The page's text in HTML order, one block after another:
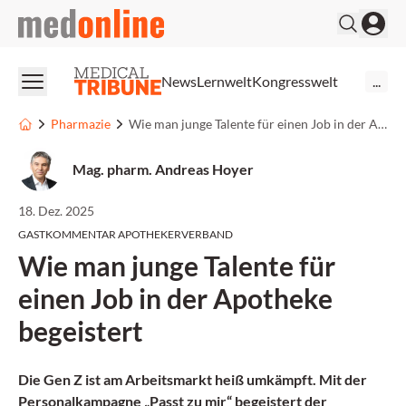
medonline
NewsLernweltKongresswelt
Pharmazie Wie man junge Talente für einen Job in der Apotheke begeistert
Mag. pharm. Andreas Hoyer
18. Dez. 2025
GASTKOMMENTAR APOTHEKERVERBAND
Wie man junge Talente für
einen Job in der Apotheke
begeistert
Die Gen Z ist am Arbeitsmarkt heiß umkämpft. Mit der
Personalkampagne „Passt zu mir“ begeistert der